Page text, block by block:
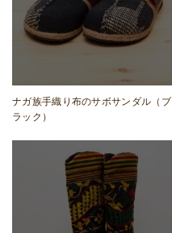
ナガ族手織り布のサボサンダル（ブ
ラック）